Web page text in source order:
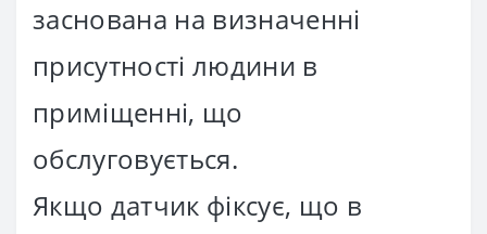
заснована на визначенні
присутності людини в
приміщенні, що
обслуговується.
Якщо датчик фіксує, що в